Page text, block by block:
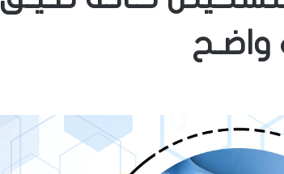
واضـح